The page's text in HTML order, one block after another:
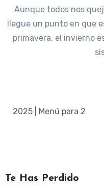
Aunque todos nos quejemos del frío y del invierno y
llegue un punto en que
primavera, el invierno
2025 | Menú para 2
Te Has Perdido